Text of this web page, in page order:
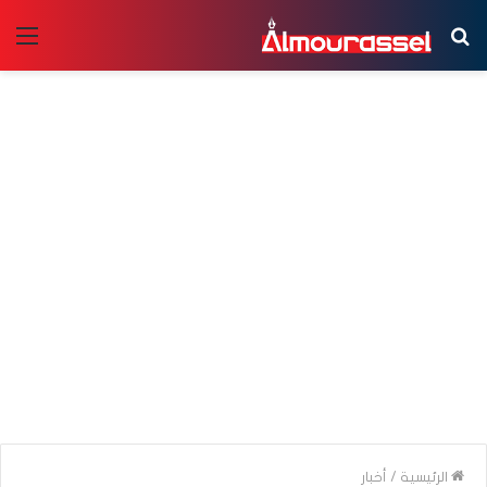
بحث
عن
الرئيسية / أخبار